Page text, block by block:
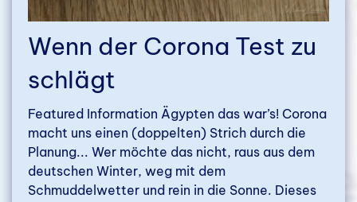
Wenn der Corona Test zu
schlägt
Featured Information Ägypten das war’s! Corona
macht uns einen (doppelten) Strich durch die
Planung... Wer möchte das nicht, raus aus dem
deutschen Winter, weg mit dem
Schmuddelwetter und rein in die Sonne. Dieses